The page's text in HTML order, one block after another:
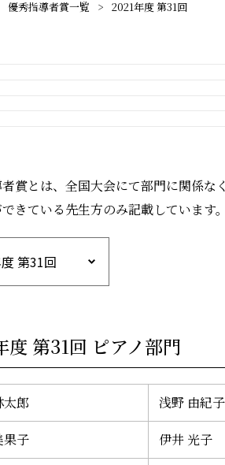
優秀指導者賞一覧 2021年度 第31回
賞とは、全国大会にて部門に関係
きている先生方のみ記載しています
度 第31回 ピアノ部門
太郎 浅野 由紀子
果子 伊井 光子